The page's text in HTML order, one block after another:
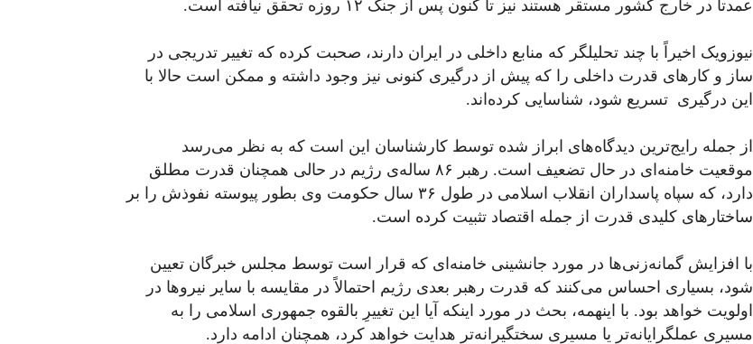
عمدتاً در خارج کشور مستقر هستند نیز تا کنون پس از جنگ ۱۲ روزه تحقق نیافته است.
نیوزویک اخیراً با چند تحلیلگر که منابع داخلی در ایران دارند، صحبت کرده که تغییر تدریجی در
ساز و کارهای قدرت داخلی را که پیش از درگیری کنونی نیز وجود داشته و ممکن است حالا با
این درگیری تسریع شود، شناسایی کرده‌اند.
از جمله رایج‌ترین دیدگاه‌های ابراز شده توسط کارشناسان این است که به نظر می‌رسد
موقعیت خامنه‌ای در حال تضعیف است. رهبر ۸۶ ساله‌ی رژیم در حالی همچنان قدرت مطلق
دارد، که سپاه پاسداران انقلاب اسلامی در طول ۳۶ سال حکومت وی بطور پیوسته نفوذش را بر
ساختارهای کلیدی قدرت از جمله اقتصاد تثبیت کرده است.
با افزایش گمانه‌زنی‌ها در مورد جانشینی خامنه‌ای که قرار است توسط مجلس خبرگان تعیین
شود، بسیاری احساس می‌کنند که قدرت رهبر بعدی رژیم احتمالاً در مقایسه با سایر نیروها در
اولویت خواهد بود. با اینهمه، بحث در مورد اینکه آیا این تغییرِ بالقوه جمهوری اسلامی را به
مسیری عملگرایانه‌تر یا مسیری سختگیرانه‌تر هدایت خواهد کرد، همچنان ادامه دارد.